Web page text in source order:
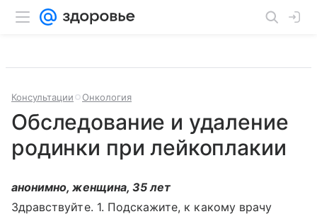
Консультации Онкология
Обследование и удаление
родинки при лейкоплакии
анонимно, женщина, 35 лет
Здравствуйте. 1. Подскажите, к какому врачу